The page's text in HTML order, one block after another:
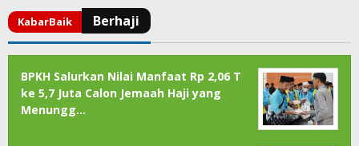
BPKH Salurkan Nilai Manfaat Rp 2,06 T
ke 5,7 Juta Calon Jemaah Haji yang
Menungg…